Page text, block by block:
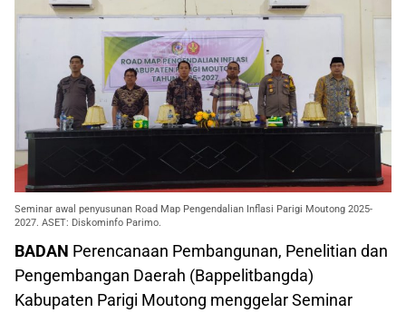
Seminar awal penyusunan Road Map Pengendalian Inflasi Parigi Moutong 2025-
2027. ASET: Diskominfo Parimo.
BADAN Perencanaan Pembangunan, Penelitian dan
Pengembangan Daerah (Bappelitbangda)
Kabupaten Parigi Moutong menggelar Seminar